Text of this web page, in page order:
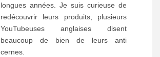
longues années. Je suis curieuse de
redécouvrir leurs produits, plusieurs
YouTubeuses anglaises disent
beaucoup de bien de leurs anti
cernes.